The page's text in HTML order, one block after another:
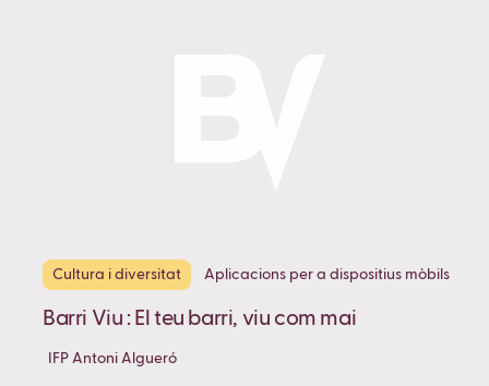
Cultura i diversitat Aplicacions per a dispositius mòbils
Barri Viu : El teu barri, viu com mai
IFP Antoni Algueró